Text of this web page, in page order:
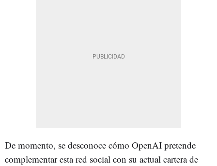
De momento, se desconoce cómo OpenAI pretende
complementar esta red social con su actual cartera de